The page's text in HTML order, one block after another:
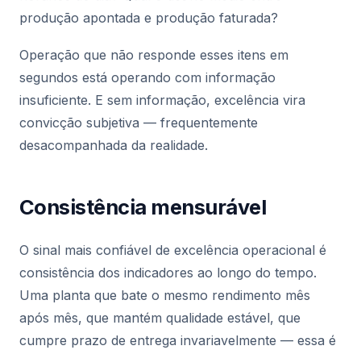
produção apontada e produção faturada?
Operação que não responde esses itens em
segundos está operando com informação
insuficiente. E sem informação, excelência vira
convicção subjetiva — frequentemente
desacompanhada da realidade.
Consistência mensurável
O sinal mais confiável de excelência operacional é
consistência dos indicadores ao longo do tempo.
Uma planta que bate o mesmo rendimento mês
após mês, que mantém qualidade estável, que
cumpre prazo de entrega invariavelmente — essa é